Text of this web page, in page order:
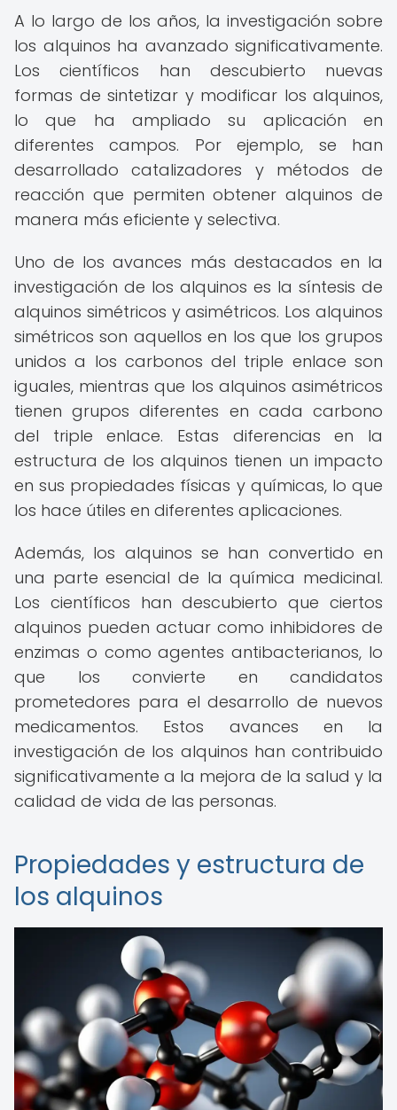
A lo largo de los años, la investigación sobre
los alquinos ha avanzado significativamente.
Los científicos han descubierto nuevas
formas de sintetizar y modificar los alquinos,
lo que ha ampliado su aplicación en
diferentes campos. Por ejemplo, se han
desarrollado catalizadores y métodos de
reacción que permiten obtener alquinos de
manera más eficiente y selectiva.
Uno de los avances más destacados en la
investigación de los alquinos es la síntesis de
alquinos simétricos y asimétricos. Los alquinos
simétricos son aquellos en los que los grupos
unidos a los carbonos del triple enlace son
iguales, mientras que los alquinos asimétricos
tienen grupos diferentes en cada carbono
del triple enlace. Estas diferencias en la
estructura de los alquinos tienen un impacto
en sus propiedades físicas y químicas, lo que
los hace útiles en diferentes aplicaciones.
Además, los alquinos se han convertido en
una parte esencial de la química medicinal.
Los científicos han descubierto que ciertos
alquinos pueden actuar como inhibidores de
enzimas o como agentes antibacterianos, lo
que los convierte en candidatos
prometedores para el desarrollo de nuevos
medicamentos. Estos avances en la
investigación de los alquinos han contribuido
significativamente a la mejora de la salud y la
calidad de vida de las personas.
Propiedades y estructura de
los alquinos